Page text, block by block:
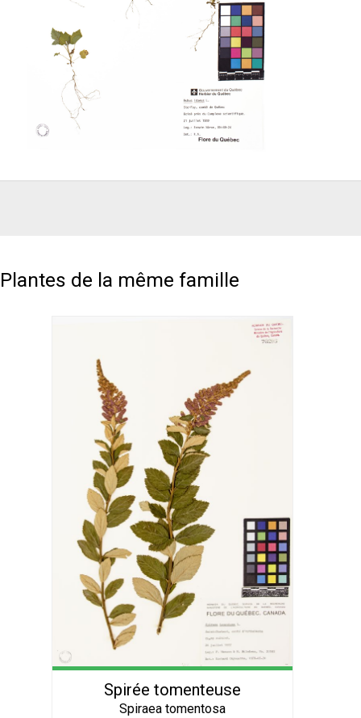
Plantes de la même famille
Spirée tomenteuse
Spiraea tomentosa